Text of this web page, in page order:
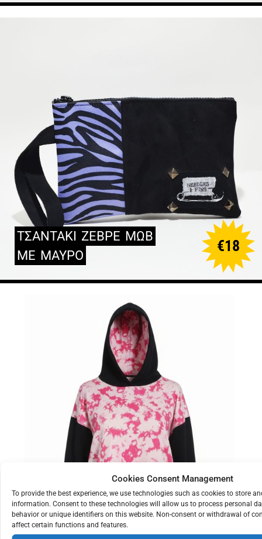
Cookies Consent Management
To provide the best experience, we use technologies such as cookies to store
information. Consent to these technologies will allow us to process personal
behavior or unique identifiers on this website. Non-consent or withdrawal of
affect certain functions and features.
ΤΣΑΝΤΑΚΙ ΖΕΒΡΕ ΜΩΒ
ΜΕ ΜΑΥΡΟ
€18
TIE DYE TEDDY
BEAR HOODIE